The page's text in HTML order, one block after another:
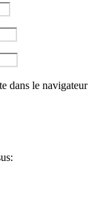
dans le navigateur